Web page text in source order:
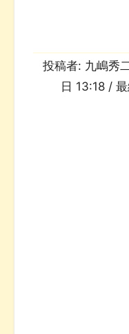
投稿者: 九嶋秀
日 13:18 / 最